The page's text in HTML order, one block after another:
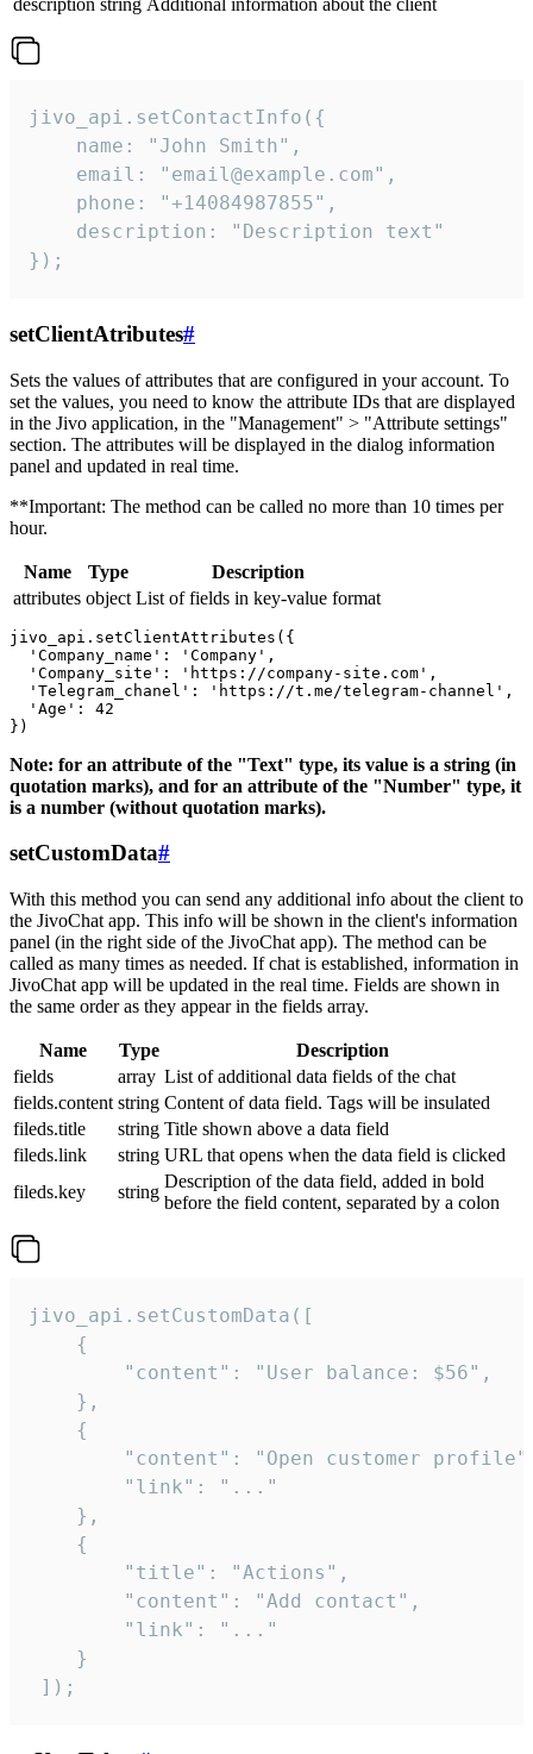
description string Additional information about the client
jivo_api.setContactInfo({
    name: "John Smith",
    email: "email@example.com",
    phone: "+14084987855",
    description: "Description text"
});
setClientAtributes#
Sets the values ​​of attributes that are configured in your account. To
set the values, you need to know the attribute IDs that are displayed
in the Jivo application, in the "Management" > "Attribute settings"
section. The attributes will be displayed in the dialog information
panel and updated in real time.
**Important: The method can be called no more than 10 times per
hour.
Name Type
Description
attributes object List of fields in key-value format
jivo_api.setClientAttributes({
  'Company_name': 'Company',
  'Company_site': 'https://company-site.com',
  'Telegram_chanel': 'https://t.me/telegram-channel',
  'Age': 42
Note: for an attribute of the "Text" type, its value is a string (in
quotation marks), and for an attribute of the "Number" type, it
is a number (without quotation marks).
setCustomData#
With this method you can send any additional info about the client to
the JivoChat app. This info will be shown in the client's information
panel (in the right side of the JivoChat app). The method can be
called as many times as needed. If chat is established, information in
JivoChat app will be updated in the real time. Fields are shown in
the same order as they appear in the fields array.
Name Type
Description
fields
array List of additional data fields of the chat
fields.content string Content of data field. Tags will be insulated
fileds.title
string Title shown above a data field
fileds.link
string URL that opens when the data field is clicked
fileds.key
string
Description of the data field, added in bold
before the field content, separated by a colon
jivo_api.setCustomData([
    {
        "content": "User balance: $56",
    },
    {
"content": "Open customer
        "link": "..."
    },
    {
        "title": "Actions",
        "content": "Add contact",
        "link": "..."
    }
]);